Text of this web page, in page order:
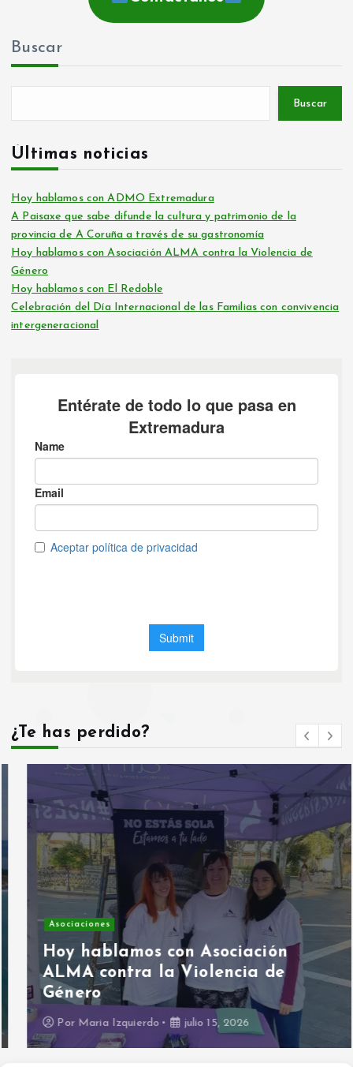
Buscar
Buscar
Últimas noticias
Hoy hablamos con ADMO Extremadura
A Paisaxe que sabe difunde la cultura y patrimonio de la
provincia de A Coruña a través de su gastronomía
Hoy hablamos con Asociación ALMA contra la Violencia de
Género
Hoy hablamos con El Redoble
Celebración del Día Internacional de las Familias con convivencia
intergeneracional
¿Te has perdido?
Asociaciones
Hoy hablamos con Asociación
ALMA contra la Violencia de
Género
PorMaria Izquierdo julio 15, 2026